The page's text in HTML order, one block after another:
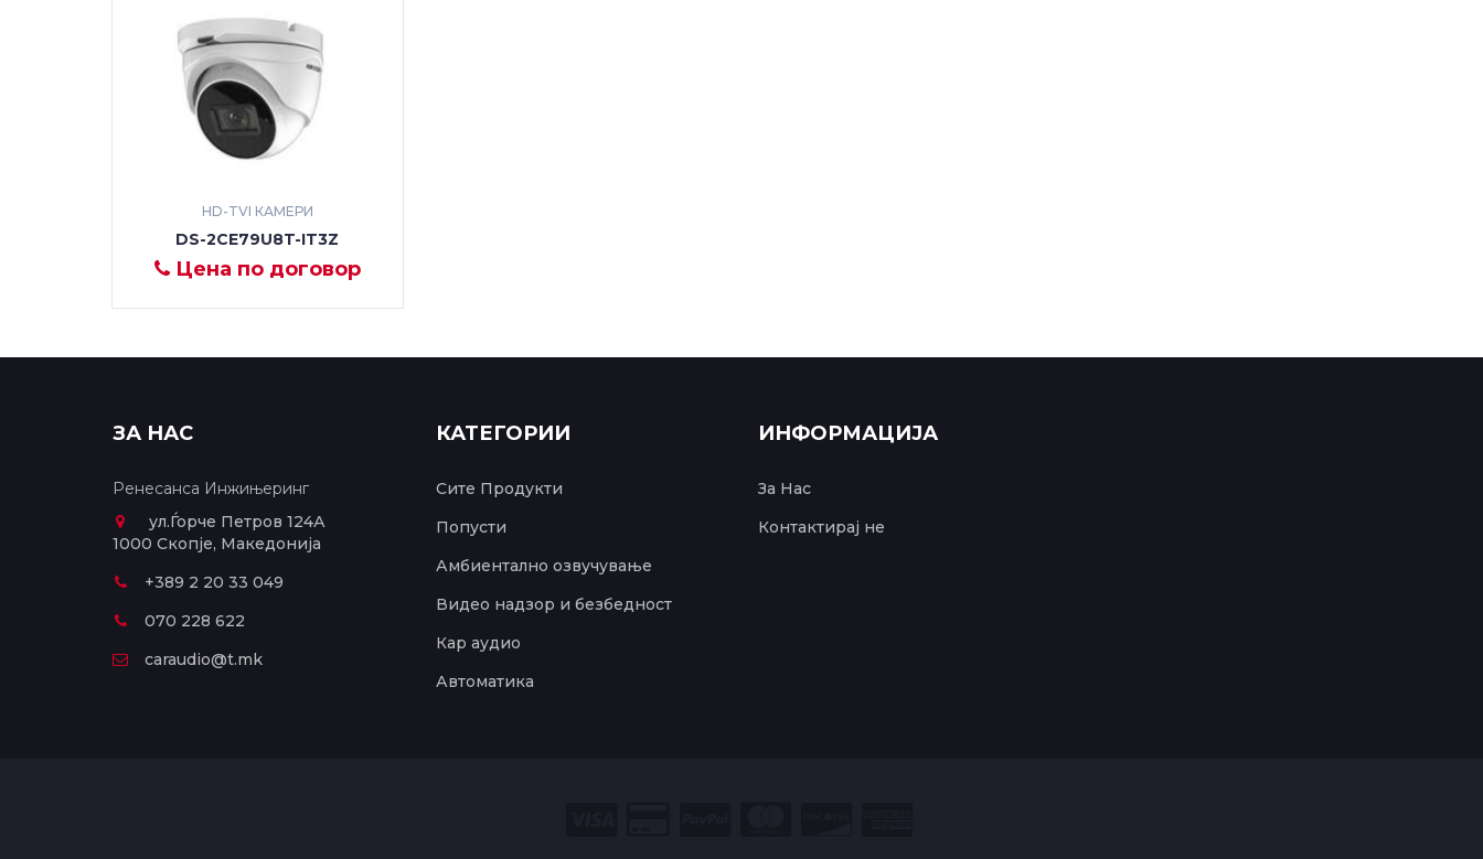
HD-TVI КАМЕРИ
DS-2CE79U8T-IT3Z
Цена по договор
ЗА НАС
Ренесанса Инжињеринг
ул.Ѓорче Петров 124А
1000 Скопје, Македонија
+389 2 20 33 049
070 228 622
caraudio@t.mk
КАТЕГОРИИ
Сите Продукти
Попусти
Амбиентално озвучување
Видео надзор и безбедност
Кар аудио
Автоматика
ИНФОРМАЦИЈА
За Нас
Контактирај не